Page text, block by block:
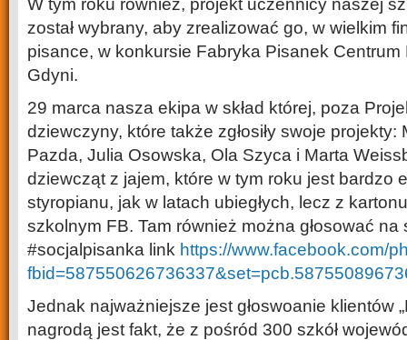
W tym roku również, projekt uczennicy naszej
został wybrany, aby zrealizować go, w wielkim
pisance, w konkursie Fabryka Pisanek
Gdyni.
29 marca nasza ekipa w skład której, poza
dziewczyny, które także zgłosiły swoje
Pazda, Julia Osowska, Ola Szyca i Marta
dziewcząt z jajem, które w tym roku jest bardzo
styropianu, jak w latach ubiegłych, lecz z
szkolnym FB. Tam również można głosować na
#socjalpisanka link https://www.facebook.com/
Jednak najważniejsze jest głoswoanie klientów
nagrodą jest fakt, że z pośród 300 szkół